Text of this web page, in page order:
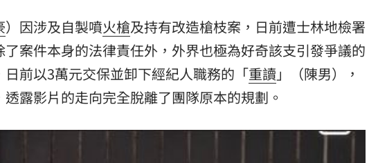
）因涉及自製噴火槍及持有改造槍枝案，日前遭士林地檢署
案件本身的法律責任外，外界也極為好奇該支引發爭議的
前以3萬元交保並卸下經紀人職務的「重讀 」（陳男），
露影片的走向完全脫離了團隊原本的規劃。